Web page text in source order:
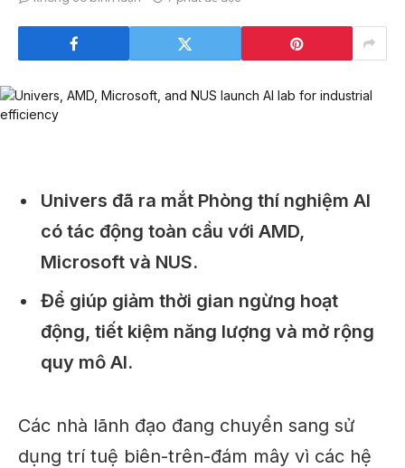
Univers đã ra mắt Phòng thí nghiệm AI
có tác động toàn cầu với AMD,
Microsoft và NUS.
Để giúp giảm thời gian ngừng hoạt
động, tiết kiệm năng lượng và mở rộng
quy mô AI.
Các nhà lãnh đạo đang chuyển sang sử
dụng trí tuệ biên-trên-đám mây vì các hệ